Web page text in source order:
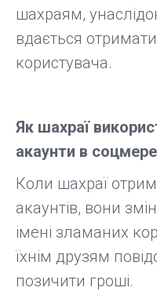
шахраям,
вдається
користувача.
Як шахраї
акаунти в
Коли шахраї
акаунтів, вони
імені зламаних
їхнім друзям
позичити гроші.